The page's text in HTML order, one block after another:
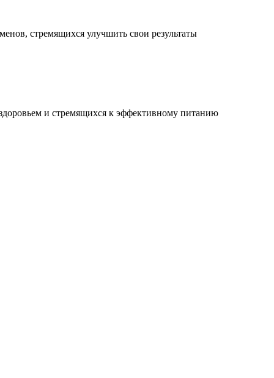
стремящихся улучшить свои результаты
и стремящихся к эффективному питанию